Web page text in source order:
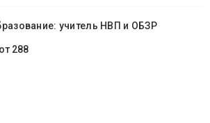
учитель НВП и ОБЗР
от 288